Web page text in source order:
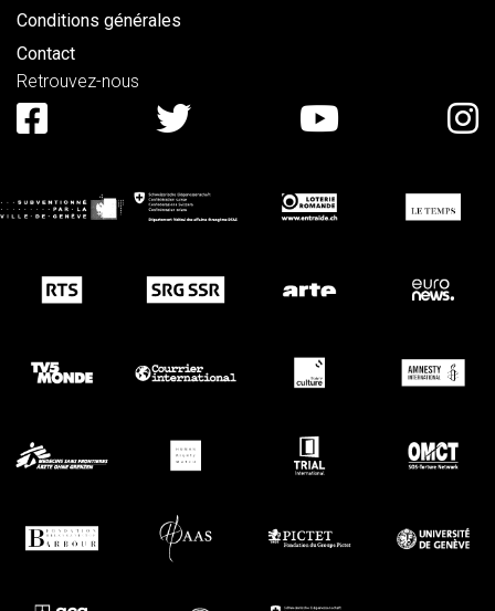
Conditions générales
Contact
Retrouvez-nous